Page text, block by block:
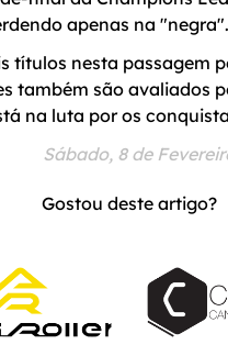
apenas na "negra".
títulos nesta passagem
também são avaliados
na luta por os
Sábado, 8 de
Gostou deste artigo?